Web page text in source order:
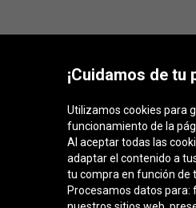
¡Cuidamos de tu
Utilizamos cookies para
funcionamiento de la
Al aceptar todas las
adaptar el contenido a
tu compra en función de
Procesamos datos para: